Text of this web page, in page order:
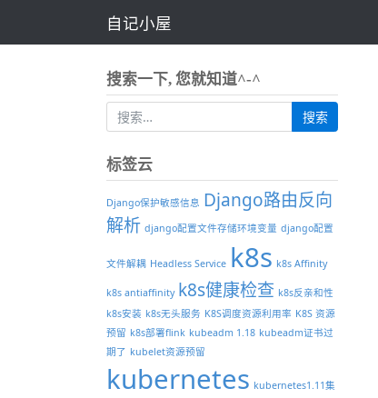
自记小屋
搜索一下, 您就知道^-^
标签云
Django保护敏感信息 Django路由反向
解析 django配置文件存储环境变量 django配置
文件解耦 Headless Service k8s k8s Affinity
k8s antiaffinity k8s健康检查 k8s反亲和性
k8s安装 k8s无头服务 K8S调度资源利用率 K8S 资源
预留 k8s部署flink kubeadm 1.18 kubeadm证书过
期了 kubelet资源预留
kubernetes kubernetes1.11集